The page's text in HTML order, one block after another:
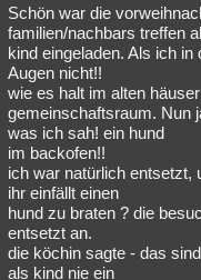
Schön war die
familien/nachbars treffen
kind eingeladen. Als ich
Augen nicht!!
wie es halt im alten
gemeinschaftsraum. Nun
was ich sah! ein hund
im backofen!!
ich war natürlich entsetzt,
ihr einfällt einen
hund zu braten ? die
entsetzt an.
die köchin sagte - das
als kind nie ein